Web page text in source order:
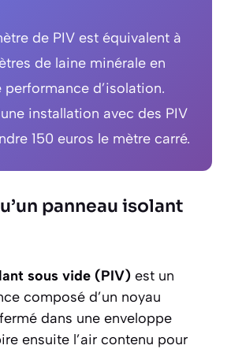
de PIV est équivalent à
de laine minérale en
performance d’isolation.
installation avec des PIV
150 euros le mètre carré.
panneau isolant
sous vide (PIV) est un
composé d’un noyau
dans une enveloppe
ensuite l’air contenu pour